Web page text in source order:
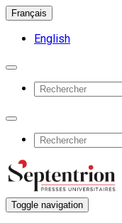
Français
English
Toggle navigation